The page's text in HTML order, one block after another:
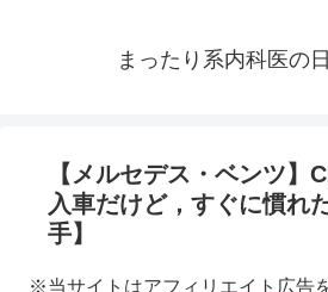
まったり系内科医の
【メルセデス・ベンツ】
入車だけど，すぐに慣れ
手】
※当サイトはアフィリエイト広告